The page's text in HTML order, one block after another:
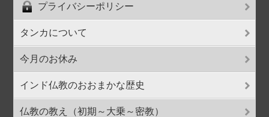
プライバシーポリシー
タンカについて
今月のお休み
インド仏教のおおまかな歴史
仏教の教え（初期～大乗～密教）